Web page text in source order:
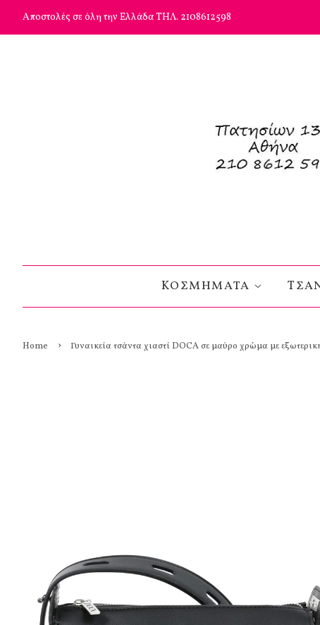
Αποστολές σε όλη την Ελλάδα ΤΗΛ. 2108612598
KΟΣΜΗΜΑΤΑ
Home › Γυναικεία τσάντα χιαστί DOCA σε μαύρο χρώμα με